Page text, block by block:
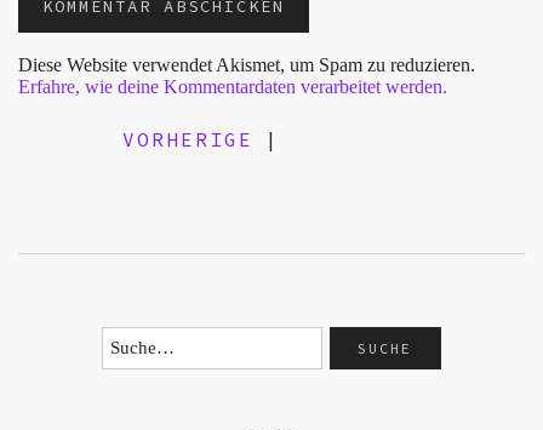
Diese Website verwendet Akismet, um Spam zu reduzieren.
Erfahre, wie deine Kommentardaten verarbeitet werden.
VORHERIGE |